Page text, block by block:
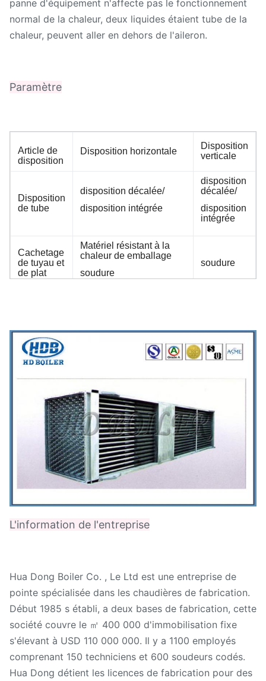
panne d'équipement n'affecte pas le fonctionnement
normal de la chaleur, deux liquides étaient tube de la
chaleur, peuvent aller en dehors de l'aileron.
Paramètre
Article de
disposition
Disposition horizontale
Disposition
verticale
Disposition
de tube
disposition décalée/
disposition intégrée
disposition
décalée/
disposition
intégrée
Cachetage
de tuyau et
de plat
Matériel résistant à la
chaleur de emballage
soudure
soudure
Anti-port
tube, utilisent les tuyaux enfermants
sont installés dans l'admission de gaz.
L'information de l'entreprise
Hua Dong Boiler Co. , Le Ltd est une entreprise de
pointe spécialisée dans les chaudières de fabrication.
Début 1985 s établi, a deux bases de fabrication, cette
société couvre le ㎡ 400 000 d'immobilisation fixe
s'élevant à USD 110 000 000. Il y a 1100 employés
comprenant 150 techniciens et 600 soudeurs codés.
Hua Dong détient les licences de fabrication pour des